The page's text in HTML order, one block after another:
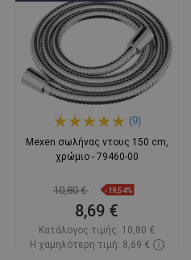
(9)
Mexen σωλήνας ντους 150 cm,
χρώμιο - 79460-00
10,80 € -19,54%
8,69 €
Κατάλογος τιμής: 10,80 €
Η χαμηλότερη τιμή: 8,69 €